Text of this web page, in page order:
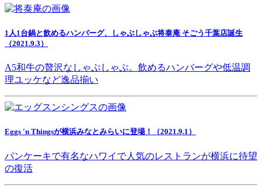
1人1台鍋と飲めるハンバーグ、しゃぶしゃぶ将泰庵 そごう千葉店誕生
（2021.9.3）
A5和牛の贅沢なしゃぶしゃぶ。飲めるハンバーグや低温調
理ユッケなど逸品揃い
Eggs 'n Thingsが横浜みなとみらいに登場！（2021.9.1）
パンケーキで有名なハワイで人気のレストランが横浜に待望
の復活